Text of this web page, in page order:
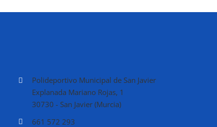
Polideportivo Municipal de San Javier
Explanada Mariano Rojas, 1
30730 - San Javier (Murcia)
661 572 293